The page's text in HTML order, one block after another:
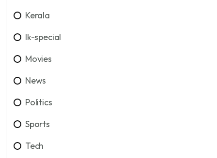
Kerala
lk-special
Movies
News
Politics
Sports
Tech